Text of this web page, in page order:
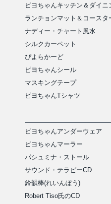
ピヨちゃんキッチン＆ダイニ
ランチョンマット＆コースタ
ナディー・チャート風水
シルクカーペット
ぴよらかーど
ピヨちゃんシール
マスキングテープ
ピヨちゃんTシャツ
ピヨちゃんアンダーウェア
ピヨちゃんマーラー
パシュミナ・ストール
サウンド・テラピーCD
鈴韻棒(れいんぼう)
Robert Tiso氏のCD